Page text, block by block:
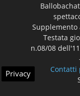
Testata
n.08/08
Contatti
Privacy